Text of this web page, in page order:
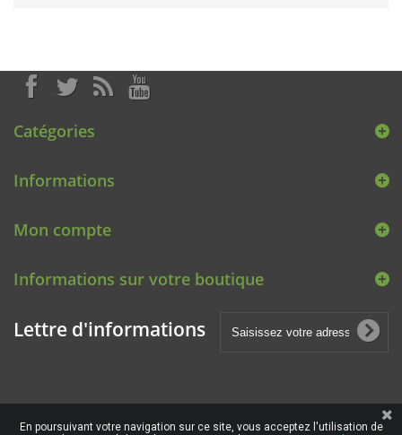
Catégories
Informations
Mon compte
Informations sur votre boutique
Lettre d'informations
En poursuivant votre navigation sur ce site, vous acceptez l'utilisation de